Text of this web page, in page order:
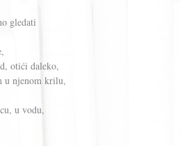
gledati
otići daleko,
u njenom krilu,
u vodu,